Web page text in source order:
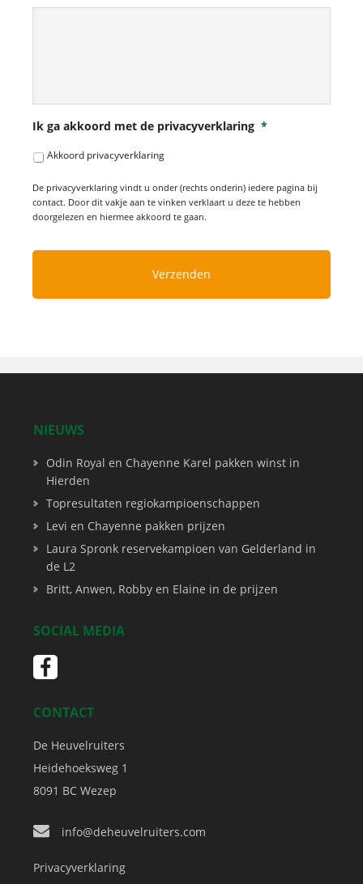
Ik ga akkoord met de privacyverklaring *
Akkoord privacyverklaring
De privacyverklaring vindt u onder (rechts onderin) iedere pagina bij
contact. Door dit vakje aan te vinken verklaart u deze te hebben
doorgelezen en hiermee akkoord te gaan.
NIEUWS
Odin Royal en Chayenne Karel pakken winst in
Hierden
Topresultaten regiokampioenschappen
Levi en Chayenne pakken prijzen
Laura Spronk reservekampioen van Gelderland in
de L2
Britt, Anwen, Robby en Elaine in de prijzen
SOCIAL MEDIA
CONTACT
De Heuvelruiters
Heidehoeksweg 1
8091 BC Wezep
info@deheuvelruiters.com
Privacyverklaring